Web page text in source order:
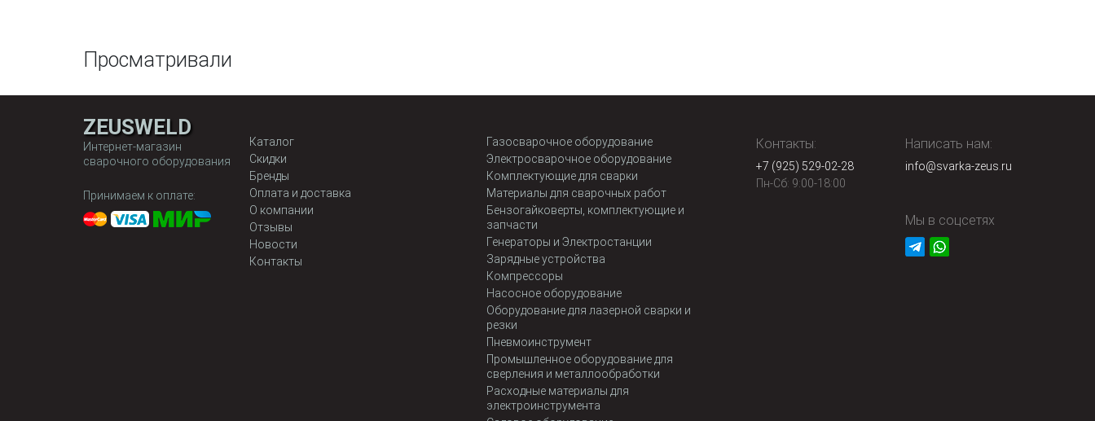
Просматривали
ZEUSWELD
Интернет-магазин
сварочного оборудования
Принимаем к оплате:
Каталог
Скидки
Бренды
Оплата и доставка
О компании
Отзывы
Новости
Контакты
Газосварочное оборудование
Электросварочное оборудование
Комплектующие для сварки
Материалы для сварочных работ
Бензогайковерты, комплектующие и
запчасти
Генераторы и Электростанции
Зарядные устройства
Компрессоры
Насосное оборудование
Оборудование для лазерной сварки и
резки
Пневмоинструмент
Промышленное оборудование для
сверления и металлообработки
Расходные материалы для
электроинструмента
Контакты:
+7 (925) 529-02-28
Пн-Сб: 9:00-18:00
Написать нам:
info@svarka-zeus.ru
Мы в соцсетях